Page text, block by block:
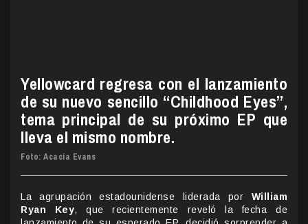
Yellowcard regresa con el lanzamiento
de su nuevo sencillo “Childhood Eyes”,
tema principal de su próximo EP que
lleva el mismo nombre.
Foto: Acacia Evans
La agrupación estadounidense liderada por William
Ryan Key, que recientemente reveló la fecha de